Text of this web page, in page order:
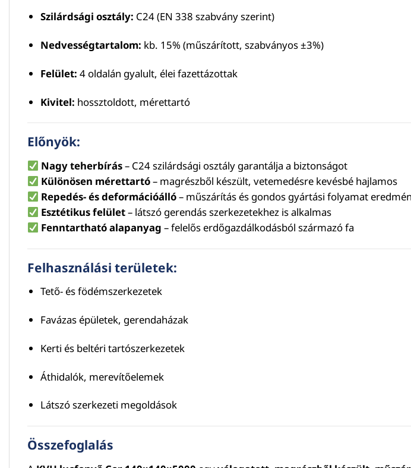
Szilárdsági osztály: C24 (EN 338 szabvány szerint)
Nedvességtartalom: kb. 15% (műszárított, szabványos ±3%)
Felület: 4 oldalán gyalult, élei fazettázottak
Kivitel: hossztoldott, mérettartó
Előnyök:
Nagy teherbírás– C24 szilárdsági osztály garantálja a biztonságot
Különösen mérettartó– magrészből készült, vetemedésre kevésbé hajlamos
Repedés- és deformációálló– műszárítás és gondos gyártási folyamat
Esztétikus felület– látszó gerendás szerkezetekhez is alkalmas
Fenntartható alapanyag – felelős erdőgazdálkodásból származó fa
Felhasználási területek:
Tető- és födémszerkezetek
Favázas épületek, gerendaházak
Kerti és beltéri tartószerkezetek
Áthidalók, merevítőelemek
Látszó szerkezeti megoldások
Összefoglalás